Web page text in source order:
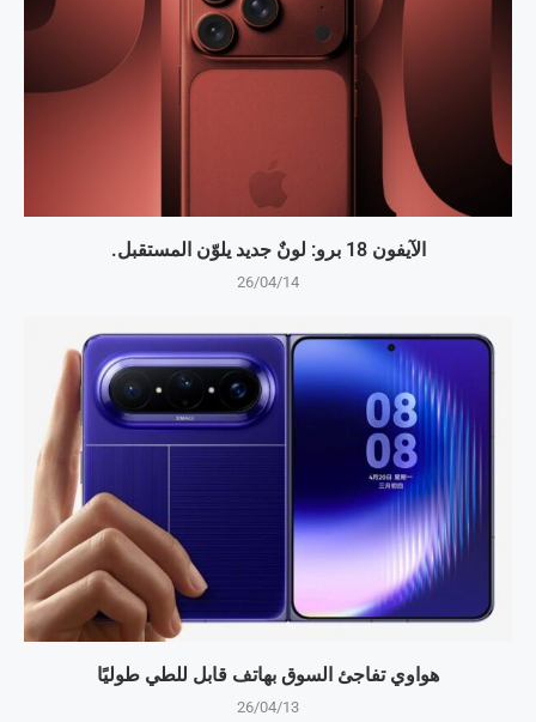
الآيفون 18 برو: لونٌ جديد يلوّن المستقبل.
26/04/14
هواوي تفاجئ السوق بهاتف قابل للطي طوليًا
26/04/13